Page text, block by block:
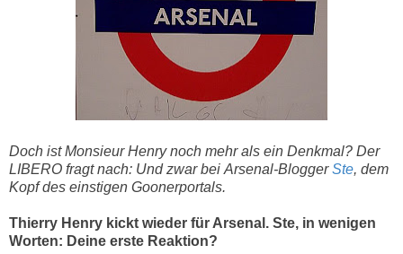
Doch ist Monsieur Henry noch mehr als ein Denkmal? Der
LIBERO fragt nach: Und zwar bei Arsenal-BloggerSte, dem
Kopf des einstigen Goonerportals.
Thierry Henry kickt wieder für Arsenal. Ste, in wenigen
Worten: Deine erste Reaktion?